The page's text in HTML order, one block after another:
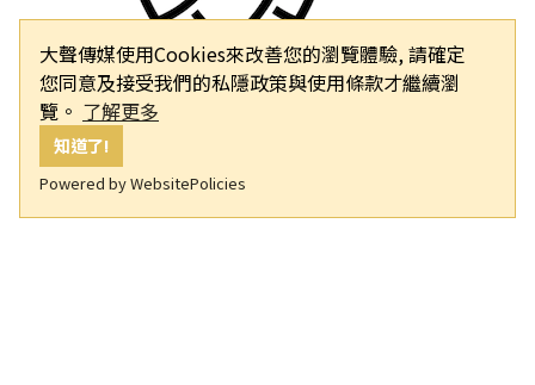
大聲傳媒使用Cookies來改善您的瀏覽體驗, 請確定
您同意及接受我們的私隱政策與使用條款才繼續瀏
覽。 了解更多
知道了!
Powered by WebsitePolicies